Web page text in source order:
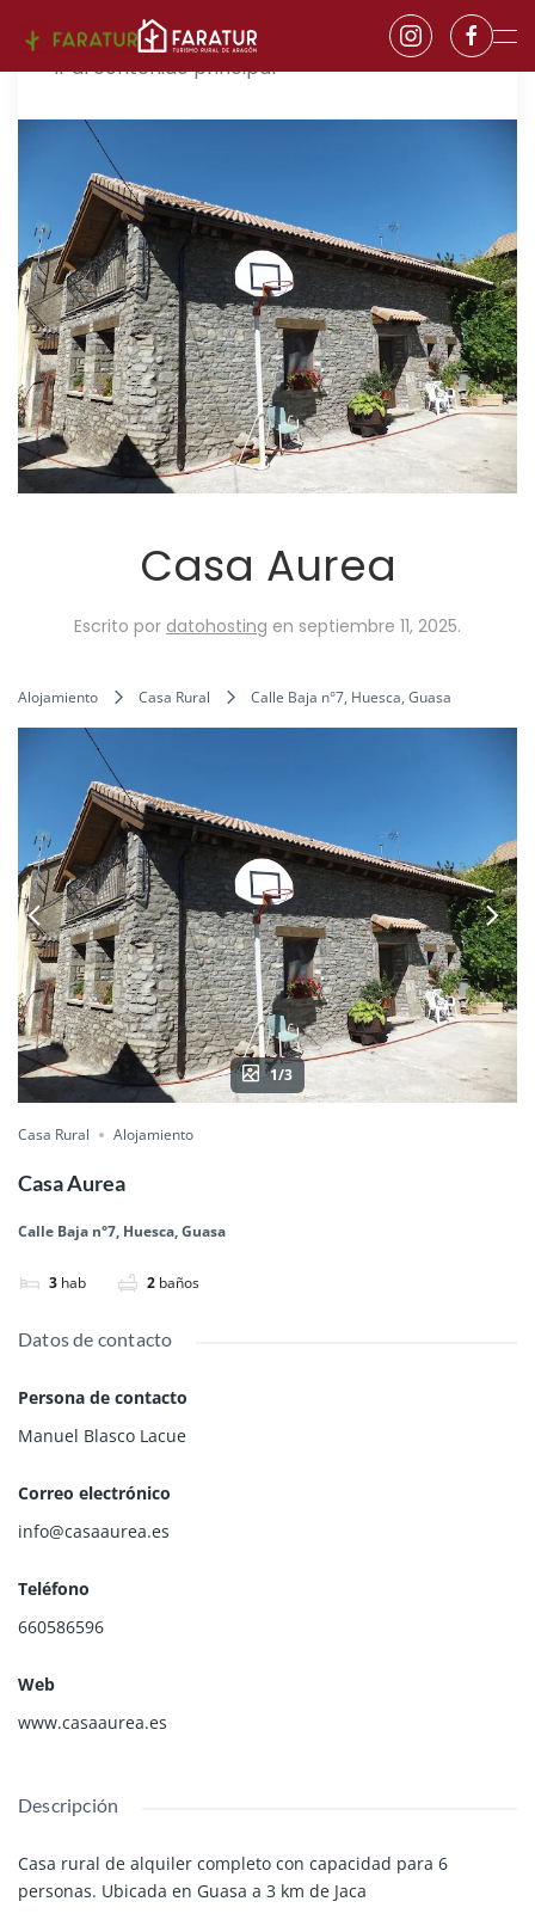
Ir al contenido principal
Casa Aurea
Escrito por datohosting en septiembre 11, 2025.
Alojamiento Casa Rural Calle Baja n°7, Huesca, Guasa
1/3
Casa Rural Alojamiento
Casa Aurea
Calle Baja n°7, Huesca, Guasa
3 hab 2 baños
Datos de contacto
Persona de contacto
Manuel Blasco Lacue
Correo electrónico
info@casaaurea.es
Teléfono
660586596
Web
www.casaaurea.es
Descripción
Casa rural de alquiler completo con capacidad para 6
personas. Ubicada en Guasa a 3 km de Jaca